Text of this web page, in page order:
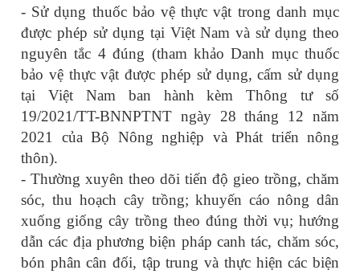
- Sử dụng thuốc bảo vệ thực vật trong danh mục
được phép sử dụng tại Việt Nam và sử dụng theo
nguyên tắc 4 đúng (tham khảo Danh mục thuốc
bảo vệ thực vật được phép sử dụng, cấm sử dụng
tại Việt Nam ban hành kèm Thông tư số
19/2021/TT-BNNPTNT ngày 28 tháng 12 năm
2021 của Bộ Nông nghiệp và Phát triển nông
thôn).
- Thường xuyên theo dõi tiến độ gieo trồng, chăm
sóc, thu hoạch cây trồng; khuyến cáo nông dân
xuống giống cây trồng theo đúng thời vụ; hướng
dẫn các địa phương biện pháp canh tác, chăm sóc,
bón phân cân đối, tập trung và thực hiện các biện